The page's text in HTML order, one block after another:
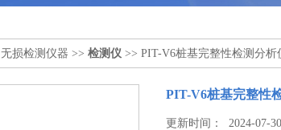
无损检测仪器 >> 检测仪 >> PIT-V6桩基完整性检测分析
PIT-V6桩基完整性
更新时间： 2024-07-30